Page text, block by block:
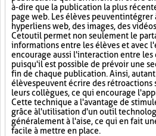
à-dire que la publication la plus
page web. Les élèves peuvent
hyperliens web, des images, des
Cet outil permet non seulement le
informations entre les élèves et avec
encourage aussi l'interaction entre
puisqu'il est possible de prévoir une
fin de chaque publication. Ainsi,
élèves peuvent écrire des rétroactions
leurs collègues, ce qui encourage
Cette technique a l'avantage de
grâce à l'utilisation d'un outil
généralement à l'aise, ce qui en fait
facile à mettre en place.